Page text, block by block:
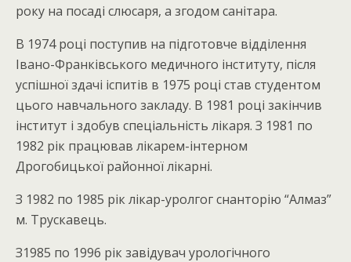
року на посаді слюсаря, а згодом санітара.
В 1974 році поступив на підготовче відділення
Івано-Франківського медичного інституту, після
успішної здачі іспитів в 1975 році став студентом
цього навчального закладу. В 1981 році закінчив
інститут і здобув спеціальність лікаря. З 1981 по
1982 рік працював лікарем-інтерном
Дрогобицької районної лікарні.
З 1982 по 1985 рік лікар-уролгог снанторію “Алмаз”
м. Трускавець.
З1985 по 1996 рік завідувач урологічного